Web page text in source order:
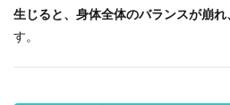
生じると、身体全体のバランスが崩
す。